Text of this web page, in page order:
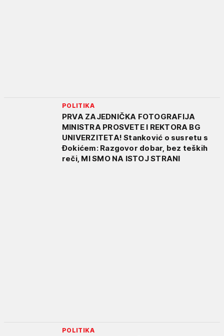
POLITIKA
PRVA ZAJEDNIČKA FOTOGRAFIJA
MINISTRA PROSVETE I REKTORA BG
UNIVERZITETA! Stanković o susretu s
Đokićem: Razgovor dobar, bez teških
reči, MI SMO NA ISTOJ STRANI
POLITIKA